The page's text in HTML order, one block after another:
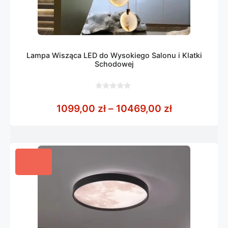
Lampa Wisząca LED do Wysokiego Salonu i Klatki
Schodowej
5
1099,00 zł – 10469,00 złZakres